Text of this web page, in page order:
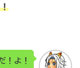
！よ！